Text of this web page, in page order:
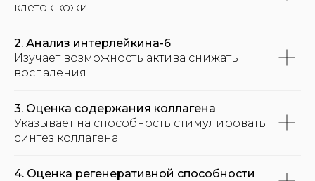
клеток кожи
2. Анализ интерлейкина-6
Изучает возможность актива снижать
воспаления
3. Оценка содержания коллагена
Указывает на способность стимулировать
синтез коллагена
4. Оценка регенеративной способности